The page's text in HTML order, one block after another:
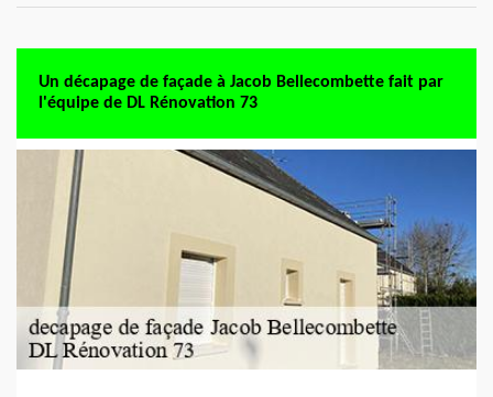
Un décapage de façade à Jacob Bellecombette fait par
l'équipe de DL Rénovation 73